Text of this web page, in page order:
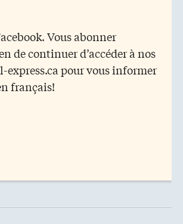
Vous abonner
de continuer d’accéder à nos
express.ca pour vous informer
français!